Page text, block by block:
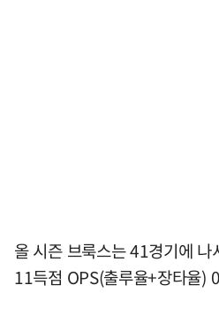
올 시즌 브룩스는 41경기에
11득점 OPS(출루율+장타율)